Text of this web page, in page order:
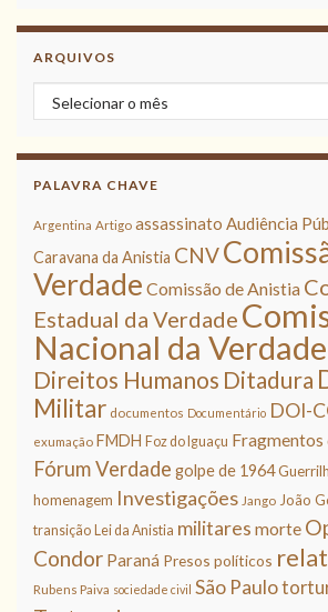
ARQUIVOS
Arquivos
PALAVRA CHAVE
Argentina Artigo assassinato Audiência
Caravana da Anistia CNV
Verdade Comissão de Anistia
Estadual da Verdade
Nacional da Verdade
Direitos Humanos Ditadura
Militar documentos Documentário DOI-
exumação FMDH Foz do Iguaçu
Fórum Verdade golpe de 1964
homenagem Investigações Jango João
transição Lei da Anistia militares morte
Condor Paraná Presos políticos
Rubens Paiva sociedade civil São Paulo